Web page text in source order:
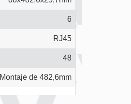
6
RJ45
48
Montaje de 482,6mm